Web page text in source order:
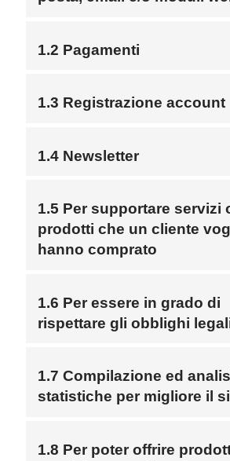
1.2 Pagamenti
1.3 Registrazione account
1.4 Newsletter
1.5 Per supportare servizi
prodotti che un cliente
hanno comprato
1.6 Per essere in grado di
rispettare gli obblighi
1.7 Compilazione ed
statistiche per migliore il
1.8 Per poter offrire